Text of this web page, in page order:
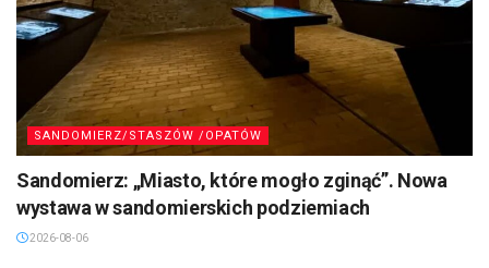
SANDOMIERZ/STASZÓW /OPATÓW
Sandomierz: „Miasto, które mogło zginąć”. Nowa
wystawa w sandomierskich podziemiach
2026-08-06